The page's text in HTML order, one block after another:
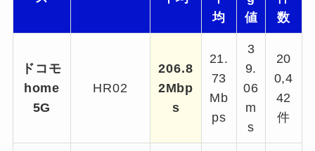
均
値
数
ドコモ
home
5G
HR02
206.8
2Mbp
s
21.
73
Mb
ps
3
9.
06
m
s
20
0,4
42
件